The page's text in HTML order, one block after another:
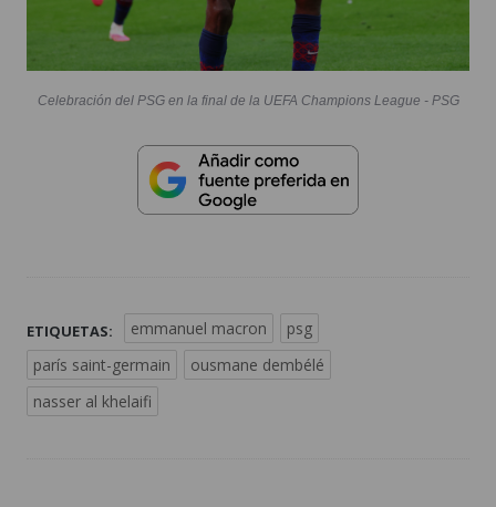
Celebración del PSG en la final de la UEFA Champions League - PSG
ETIQUETAS: emmanuel macron
psg
parís saint-germain
ousmane dembélé
nasser al khelaifi